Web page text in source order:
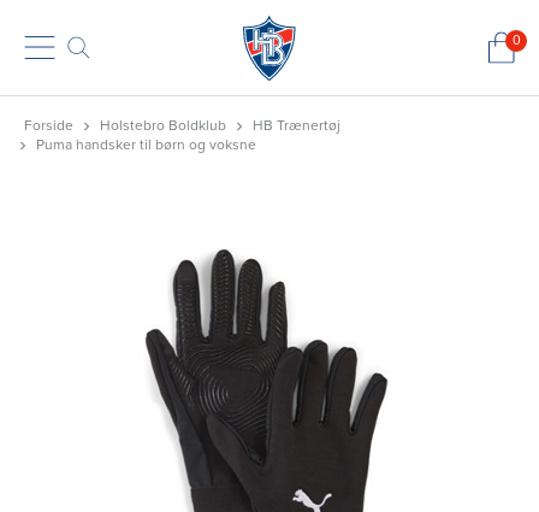
0
Forside Holstebro Boldklub
HB Trænertøj
Puma handsker til børn og voksne